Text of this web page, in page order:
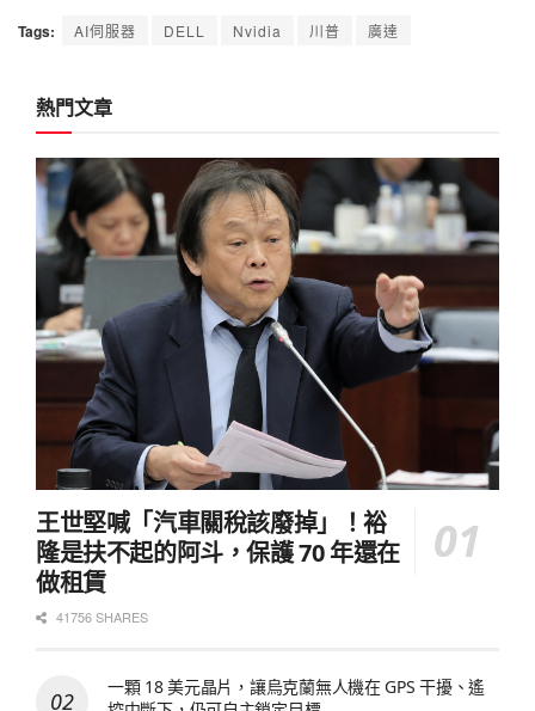
Tags: AI伺服器 DELL Nvidia 川普 廣達
熱門文章
王世堅喊「汽車關稅該廢掉」！裕
隆是扶不起的阿斗，保護 70 年還在
做租賃
41756 SHARES
一顆 18 美元晶片，讓烏克蘭無人機在 GPS 干擾、遙